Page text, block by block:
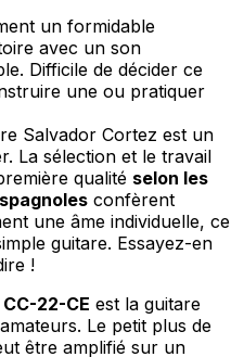
un formidable
avec un son
Difficile de décider ce
une ou pratiquer
Salvador Cortez est un
La sélection et le travail
qualité selon les
confèrent
une âme individuelle, ce
guitare. Essayez-en
!
22-CE est la guitare
Le petit plus de
être amplifié sur un